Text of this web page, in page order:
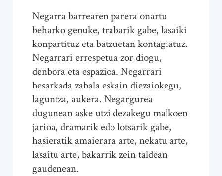
Negarra barrearen parera onartu
beharko genuke, trabarik gabe, lasaiki
konpartituz eta batzuetan kontagiatuz.
Negarrari errespetua zor diogu,
denbora eta espazioa. Negarrari
besarkada zabala eskain diezaiokegu,
laguntza, aukera. Negargurea
dugunean aske utzi dezakegu malkoen
jarioa, dramarik edo lotsarik gabe,
hasieratik amaierara arte, nekatu arte,
lasaitu arte, bakarrik zein taldean
gaudenean.